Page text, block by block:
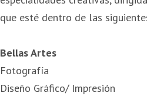
que esté dentro de las
Bellas Artes
Fotografía
Diseño Gráfico/ Impresión